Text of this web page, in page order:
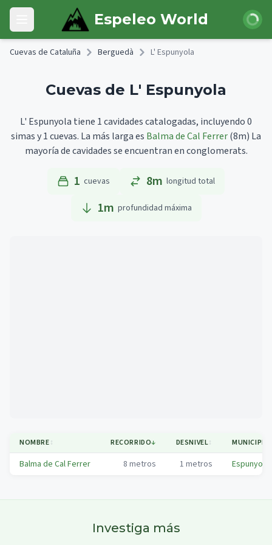
Skip to main content
Open main menu Espeleo World Iniciar
Cuevas de Cataluña Berguedà L' Espunyola
Cuevas de L' Espunyola
L' Espunyola tiene 1 cavidades catalogadas, incluyendo 0
simas y 1 cuevas. La más larga es Balma de Cal Ferrer(8m) La
mayoría de cavidades se encuentran en conglomerats.
1 cuevas 8m longitud total
1m profundidad máxima
NOMBRE↕ RECORRIDO↓ DESNIVEL↕ MUNICIPIO
Balma de Cal Ferrer 8 metros 1 metros
Investiga más